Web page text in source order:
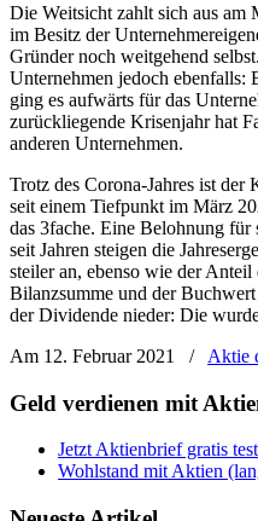
Die Weitsicht zahlt sich aus
im Besitz der
Gründer noch weitgehend
Unternehmen jedoch ebenfalls:
ging es aufwärts für das
zurückliegende Krisenjahr hat
anderen Unternehmen.
Trotz des Corona-Jahres ist
seit einem Tiefpunkt im März
das 3fache. Eine Belohnung
seit Jahren steigen die
steiler an, ebenso wie der
Bilanzsumme und der
der Dividende nieder: Die
Am 12. Februar 2021
/ Aktie
Geld verdienen mit
Jetzt Aktienbrief gratis
Wohlstand mit Aktien